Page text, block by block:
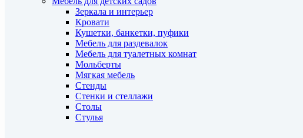
Зеркала и интерьер
Кровати
Кушетки, банкетки, пуфики
Мебель для раздевалок
Мебель для туалетных комнат
Мольберты
Мягкая мебель
Стенды
Стенки и стеллажи
Столы
Стулья